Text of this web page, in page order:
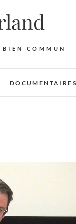
COMMUN
DOCUMENTAIRES